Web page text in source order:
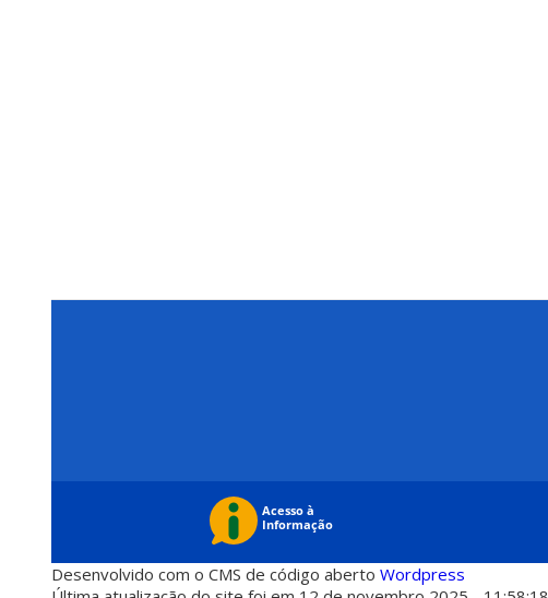
Desenvolvido com o CMS de código aberto Wordpress